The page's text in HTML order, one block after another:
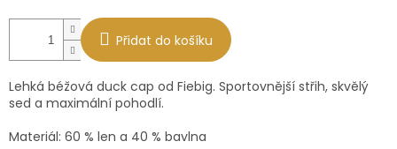
Přidat do košíku
Lehká béžová duck cap od Fiebig. Sportovnější střih, skvělý
sed a maximální pohodlí.
Materiál: 60 % len a 40 % bavlna